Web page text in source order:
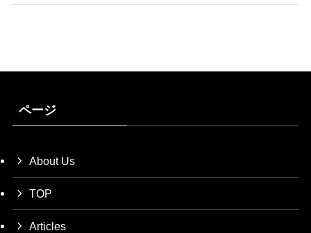
ページ
About Us
TOP
Articles